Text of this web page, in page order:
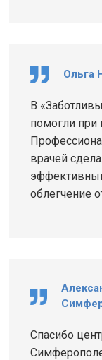
Ольга
В
помогли при
врачей
облегчение
Спасибо